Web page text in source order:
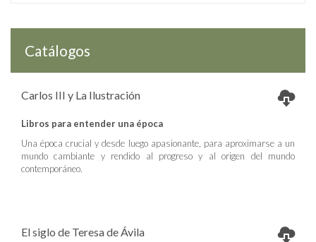
Catálogos
Carlos III y La Ilustración
Libros para entender una época
Una época crucial y desde luego apasionante, para aproximarse a un
mundo cambiante y rendido al progreso y al origen del mundo
contemporáneo.
El siglo de Teresa de Ávila